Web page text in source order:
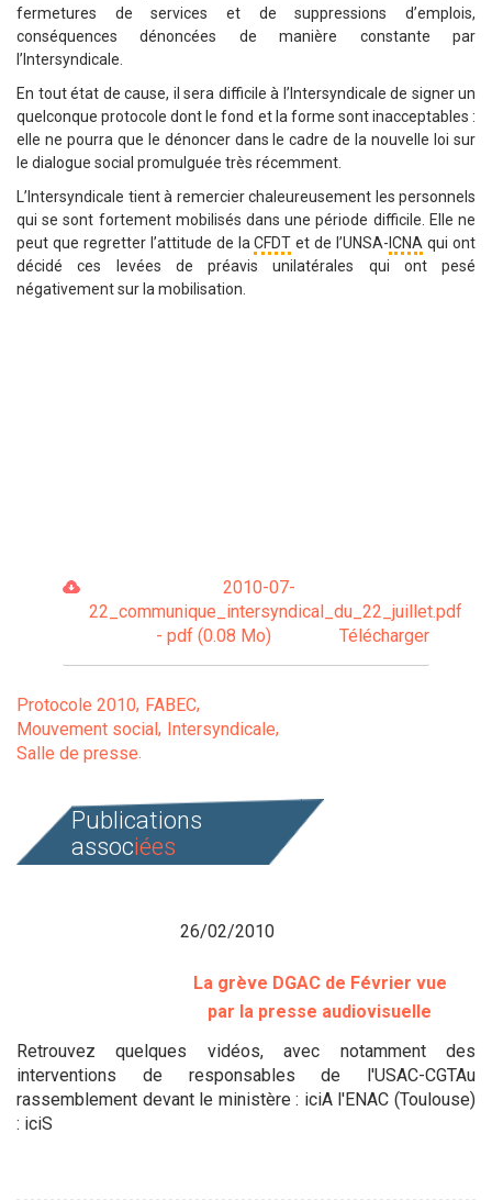
fermetures de services et de suppressions d’emplois,
conséquences dénoncées de manière constante par
l’Intersyndicale.
En tout état de cause, il sera difficile à l’Intersyndicale de signer un
quelconque protocole dont le fond et la forme sont inacceptables :
elle ne pourra que le dénoncer dans le cadre de la nouvelle loi sur
le dialogue social promulguée très récemment.
L’Intersyndicale tient à remercier chaleureusement les personnels
qui se sont fortement mobilisés dans une période difficile. Elle ne
peut que regretter l’attitude de laCFDT et de l’UNSA- ICNA qui ont
décidé ces levées de préavis unilatérales qui ont pesé
négativement sur la mobilisation.
2010-07-
22_communique_intersyndical_du_22_juillet.pdf
- pdf (0.08 Mo)
Télécharger
Protocole 2010 FABEC
Mouvement social Intersyndicale
Salle de presse
Publications
associées
26/02/2010
La grève DGAC de Février vue
par la presse audiovisuelle
Retrouvez quelques vidéos, avec notamment des
interventions de responsables de l'USAC-CGTAu
rassemblement devant le ministère : iciA l'ENAC (Toulouse)
: iciS